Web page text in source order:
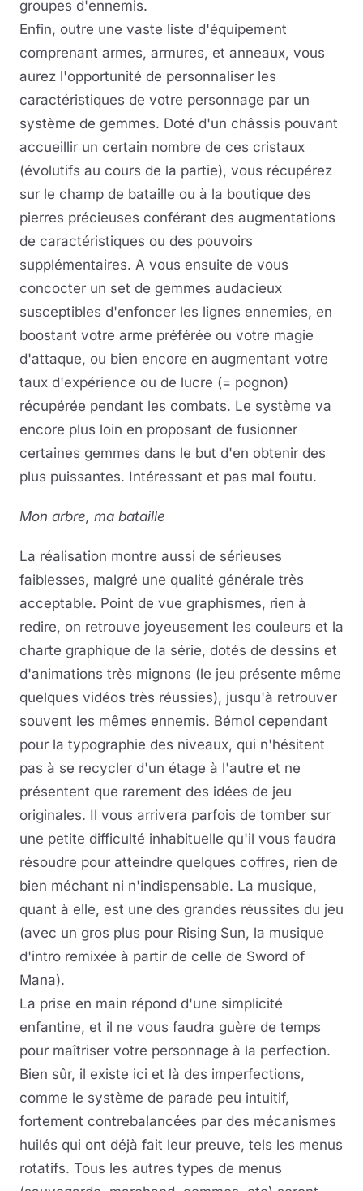
groupes d'ennemis.
Enfin, outre une vaste liste d'équipement
comprenant armes, armures, et anneaux, vous
aurez l'opportunité de personnaliser les
caractéristiques de votre personnage par un
système de gemmes. Doté d'un châssis pouvant
accueillir un certain nombre de ces cristaux
(évolutifs au cours de la partie), vous récupérez
sur le champ de bataille ou à la boutique des
pierres précieuses conférant des augmentations
de caractéristiques ou des pouvoirs
supplémentaires. A vous ensuite de vous
concocter un set de gemmes audacieux
susceptibles d'enfoncer les lignes ennemies, en
boostant votre arme préférée ou votre magie
d'attaque, ou bien encore en augmentant votre
taux d'expérience ou de lucre (= pognon)
récupérée pendant les combats. Le système va
encore plus loin en proposant de fusionner
certaines gemmes dans le but d'en obtenir des
plus puissantes. Intéressant et pas mal foutu.
Mon arbre, ma bataille
La réalisation montre aussi de sérieuses
faiblesses, malgré une qualité générale très
acceptable. Point de vue graphismes, rien à
redire, on retrouve joyeusement les couleurs et la
charte graphique de la série, dotés de dessins et
d'animations très mignons (le jeu présente même
quelques vidéos très réussies), jusqu'à retrouver
souvent les mêmes ennemis. Bémol cependant
pour la typographie des niveaux, qui n'hésitent
pas à se recycler d'un étage à l'autre et ne
présentent que rarement des idées de jeu
originales. Il vous arrivera parfois de tomber sur
une petite difficulté inhabituelle qu'il vous faudra
résoudre pour atteindre quelques coffres, rien de
bien méchant ni n'indispensable. La musique,
quant à elle, est une des grandes réussites du jeu
(avec un gros plus pour Rising Sun, la musique
d'intro remixée à partir de celle de Sword of
Mana).
La prise en main répond d'une simplicité
enfantine, et il ne vous faudra guère de temps
pour maîtriser votre personnage à la perfection.
Bien sûr, il existe ici et là des imperfections,
comme le système de parade peu intuitif,
fortement contrebalancées par des mécanismes
huilés qui ont déjà fait leur preuve, tels les menus
rotatifs. Tous les autres types de menus